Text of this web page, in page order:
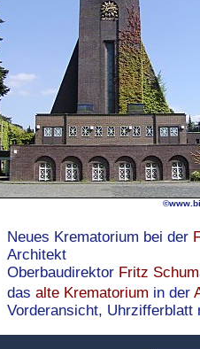
©
Neues Krematorium bei der
Architekt
Oberbaudirektor Fritz
das alte Krematorium in der
Vorderansicht, Uhrzifferblatt